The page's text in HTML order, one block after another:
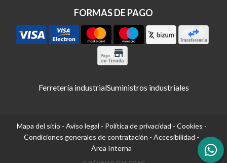
FORMAS DE PAGO
Ferretería industrialSuministros industriales
Mapa del sitio - Aviso legal - Política de privacidad - Cookies -
Condiciones generales de contratación - Accesibilidad -
Área Interna